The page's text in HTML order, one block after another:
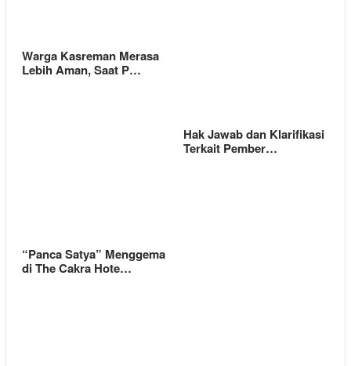
Warga Kasreman Merasa
Lebih Aman, Saat P…
Hak Jawab dan Klarifikasi
Terkait Pember…
“Panca Satya” Menggema
di The Cakra Hote…